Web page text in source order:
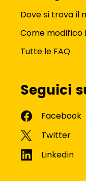
Dove si trova il
Come modifico
Tutte le FAQ
Seguici